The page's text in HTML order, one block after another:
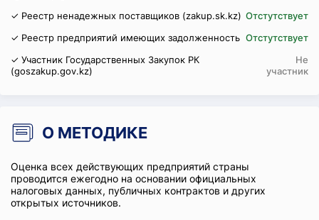
✓ Реестр ненадежных поставщиков (zakup.sk.kz) Отстутствует
✓ Реестр предприятий имеющих задолженность Отстутствует
✓ Участник Государственных Закупок РК
(goszakup.gov.kz)
Не
участник
О МЕТОДИКЕ
Оценка всех действующих предприятий страны
проводится ежегодно на основании официальных
налоговых данных, публичных контрактов и других
открытых источников.